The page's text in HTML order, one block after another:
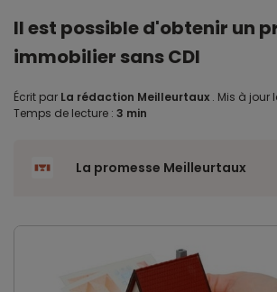
Il est possible d'obtenir un
immobilier sans CDI
Écrit par La rédaction Meilleurtaux . Mis à jour
Temps de lecture : 3 min
La promesse Meilleurtaux